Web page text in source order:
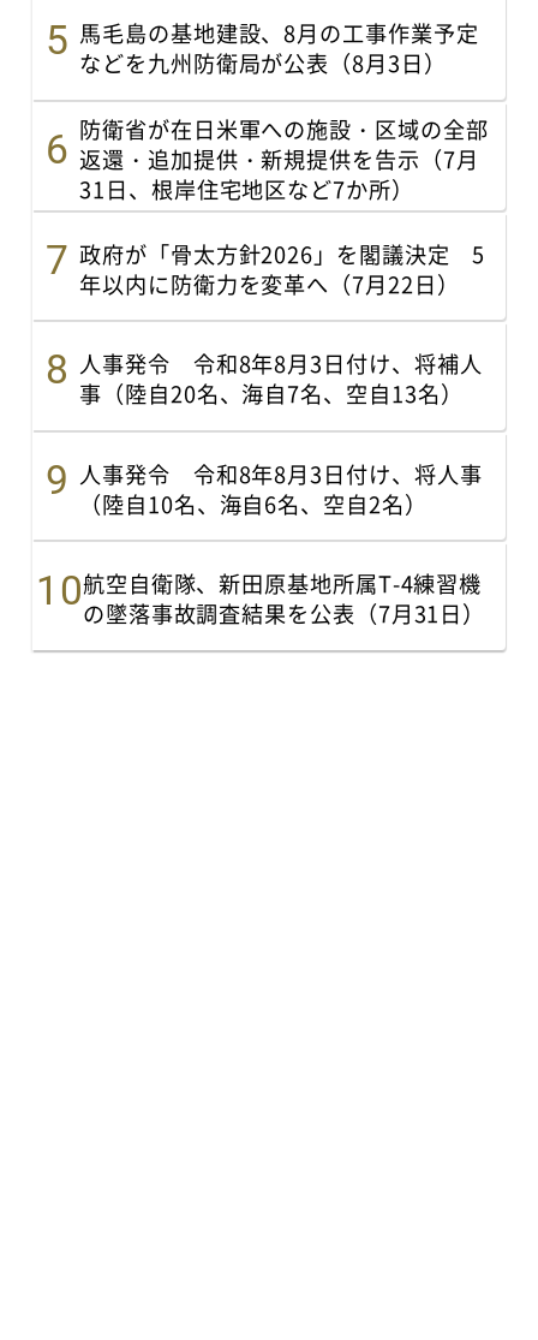
馬毛島の基地建設、8月の工事作業予定
などを九州防衛局が公表（8月3日）
防衛省が在日米軍への施設・区域の全部
返還・追加提供・新規提供を告示（7月
31日、根岸住宅地区など7か所）
政府が「骨太方針2026」を閣議決定 5
年以内に防衛力を変革へ（7月22日）
人事発令 令和8年8月3日付け、将補人
事（陸自20名、海自7名、空自13名）
人事発令 令和8年8月3日付け、将人事
（陸自10名、海自6名、空自2名）
航空自衛隊、新田原基地所属T-4練習機
の墜落事故調査結果を公表（7月31日）